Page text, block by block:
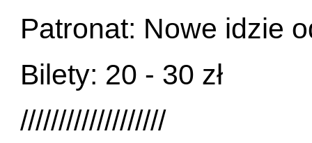
Patronat: Nowe idzie
Bilety: 20 - 30 zł
///////////////////